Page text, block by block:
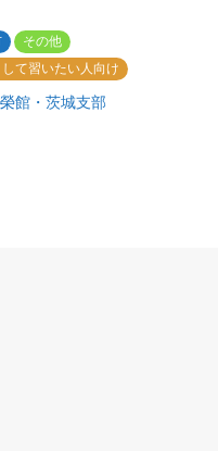
その他
て習いたい人向け
館・茨城支部